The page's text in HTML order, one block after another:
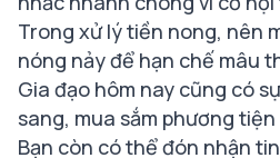
Trong xử lý tiền nong, nên
nóng nảy để hạn chế mâu
Gia đạo hôm nay cũng có
sang, mua sắm phương
Bạn còn có thể đón nhận